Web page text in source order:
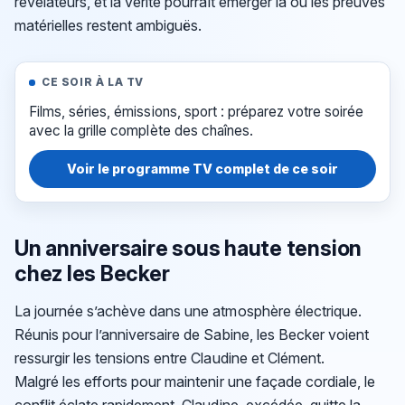
matérielles restent ambiguës.
CE SOIR À LA TV
Films, séries, émissions, sport : préparez votre soirée
avec la grille complète des chaînes.
Voir le programme TV complet de ce soir
Un anniversaire sous haute tension
chez les Becker
La journée s’achève dans une atmosphère électrique.
Réunis pour l’anniversaire de Sabine, les Becker voient
ressurgir les tensions entre Claudine et Clément.
Malgré les efforts pour maintenir une façade cordiale, le